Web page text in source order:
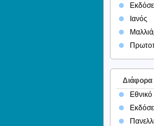
Ιανός
Διάφορα